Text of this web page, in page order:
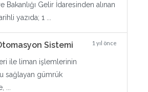
Bakanlığı Gelir İdaresinden alınan
yazıda; 1 ...
Sistemi 1 yıl önce
ile liman işlemlerinin
sağlayan gümrük